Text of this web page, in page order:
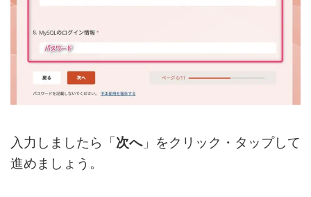
入力しましたら「次へ」をクリック・タップして
進めましょう。